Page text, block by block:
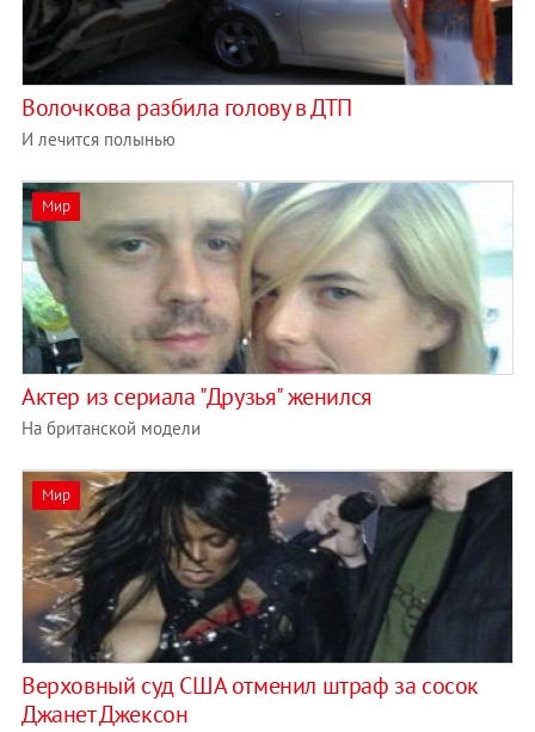
Волочкова разбила голову в ДТП
И лечится полынью
Мир
Актер из сериала "Друзья" женился
На британской модели
Мир
Верховный суд США отменил штраф за сосок
Джанет Джексон